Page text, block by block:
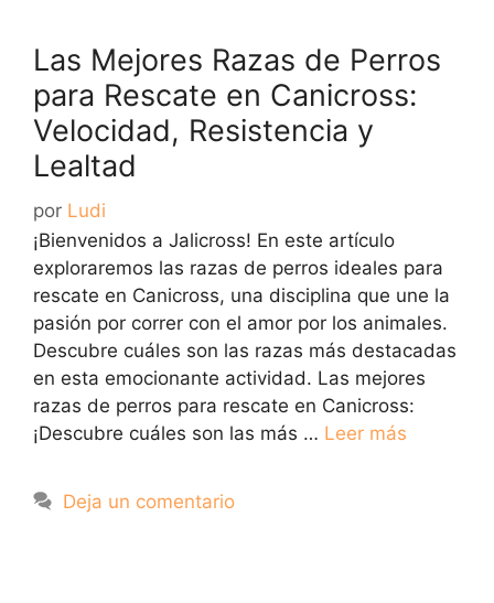
Las Mejores Razas de Perros
para Rescate en Canicross:
Velocidad, Resistencia y
Lealtad
por Ludi
¡Bienvenidos a Jalicross! En este artículo
exploraremos las razas de perros ideales para
rescate en Canicross, una disciplina que une la
pasión por correr con el amor por los animales.
Descubre cuáles son las razas más destacadas
en esta emocionante actividad. Las mejores
razas de perros para rescate en Canicross:
¡Descubre cuáles son las más … Leer más
Deja un comentario